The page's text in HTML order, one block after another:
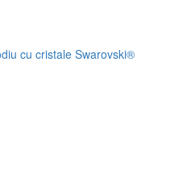
cu cristale Swarovski®